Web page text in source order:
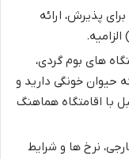
پذیرش، ارائه
های بوم گردی،
حیوان خونگی دارید و
با اقامتگاه هماهنگ
نرخ ها و شرایط